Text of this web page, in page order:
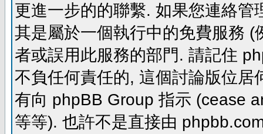
更進一步的的聯繫. 如果您連絡
其是屬於一個執行中的免費服務
者或誤用此服務的部門. 請記住
不負任何責任的, 這個討論版位
有向 phpBB Group 指示 (cease
等等). 也許不是直接由